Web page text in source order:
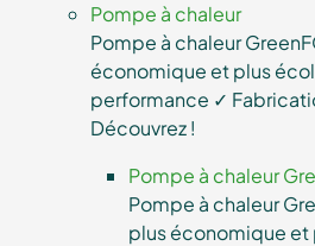
Pompe à chaleur
Pompe à chaleur
économique et plus
performance ✓
Découvrez !
Pompe à chaleur
Pompe à chaleur
plus économique